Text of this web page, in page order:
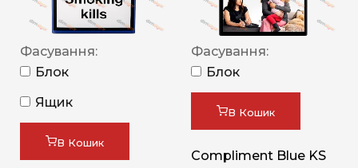
Фасування:
Блок
Ящик
В Кошик
Фасування:
Блок
В Кошик
Compliment Blue KS